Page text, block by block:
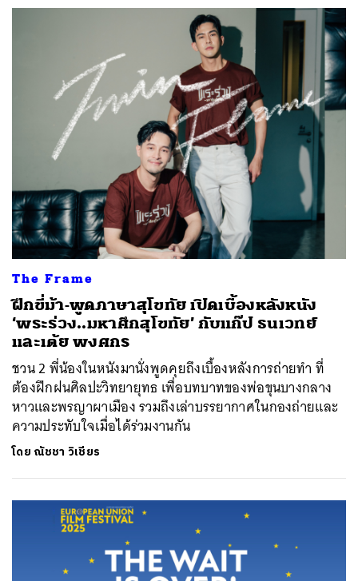
The Frame
ฝึกขี่ม้า-พูดภาษาสุโขทัย เปิดเบื้องหลังหนัง
‘พระร่วง..มหาศึกสุโขทัย’ กับแก๊ป ธนเวทย์
และเต้ย พงศกร
ชวน 2 พี่น้องในหนังมานั่งพูดคุยถึงเบื้องหลังการถ่ายทำ ที่
ต้องฝึกฝนศิลปะวิทยายุทธ เพื่อบทบาทของพ่อขุนบางกลาง
หาวและพรญาผาเมือง รวมถึงเล่าบรรยากาศในกองถ่ายและ
ความประทับใจเมื่อได้ร่วมงานกัน
โดย ณัชชา วิเชียร